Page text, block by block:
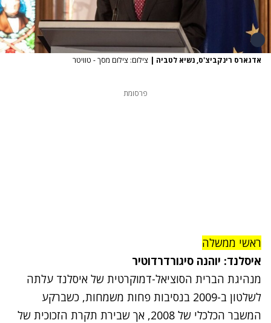
אדגארס רינקביצ'ס, נשיא לטביה | צילום: צילום מסך - טוויטר
פרסומת
ראשי ממשלה
איסלנד: יוהנה סיגורדרדוטיר
מנהיגת הברית הסוציאל-דמוקרטית של איסלנד עלתה
לשלטון ב-2009 בנסיבות פחות משמחות, כשברקע
המשבר הכלכלי של 2008, אך שבירת תקרת הזכוכית של